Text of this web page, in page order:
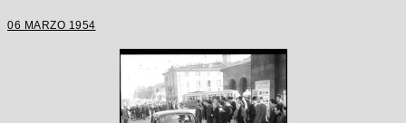
06 MARZO 1954